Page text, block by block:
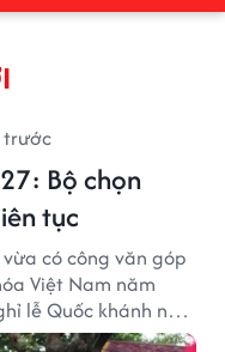
trước
Bộ chọn
tục
có công văn góp
Việt Nam năm
lễ Quốc khánh năm